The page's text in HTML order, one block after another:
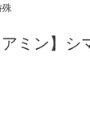
殊
アミン】